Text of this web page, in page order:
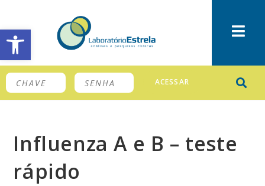
Barra de Ferramentas Aberta
ACESSAR
Influenza A e B – teste
rápido